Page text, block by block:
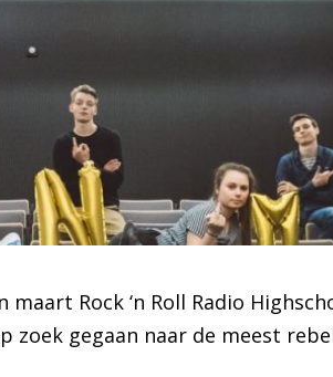
Rock ‘n Roll Radio
gegaan naar de meest